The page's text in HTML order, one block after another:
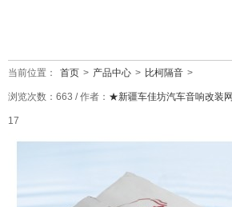
当前位置： 首页 > 产品中心 > 比柯隔音 >
浏览次数： 663 / 作者： ★新疆车佳坊汽车音响改装
17